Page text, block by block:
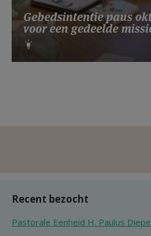
Gebedsintentie paus
voor een gedeelde
Recent bezocht
Pastorale Eenheid H. Paulus